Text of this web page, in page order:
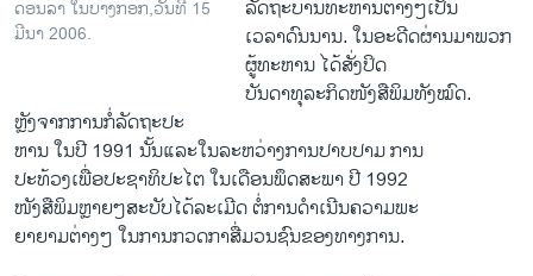
ດອນລາ ໃນບາງກອກ,ວັນທີ 15
ມີນາ 2006.
ລັດຖະບານ​ທະຫານ​ຕ່າງໆເປັນ
ເວລາດົນນານ. ​ໃນອະດີດ​ຜ່ານ​ມາພວກ
ຜູ້ທະຫານ ​ໄດ້​ສັ່ງ​ປິດ
ບັນດາ​ທຸລະ​ກິດ​ໜັງສືພິມ​ທັງ​ໝົດ.
ຫຼັງຈາກການ​ກໍ່ລັດຖະປະ
ຫານ ​ໃນ​ປີ 1991 ນັ້ນແລະໃນລະຫວ່າງ​ການ​ປາບ​ປາມ ການ
​ປະ​ທ້ວງ​ເພື່ອ​ປະຊາທິປະ​ໄຕ ​ໃນ​ເດືອນ​ພຶດສະພາ ປີ 1992
ໜັງ​ສື​ພິມຫຼາຍໆ​ສະບັບໄດ້​ລະເມີດ ຕໍ່ການດຳເນີນຄວາມ​ພະ
ຍາຍາມຕ່າງ​ໆ ​ໃນ​ການ​ກວດກາ​ສື່​ມວນ​ຊົນ​ຂອງ​ທາງ​ການ.